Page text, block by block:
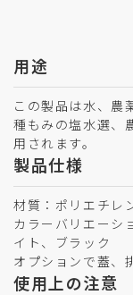
用途
この製品は水、農
種もみの塩水選、
用されます。
製品仕様
材質：ポリエチレ
カラーバリエーシ
イト、ブラック
オプションで蓋、
使用上の注意